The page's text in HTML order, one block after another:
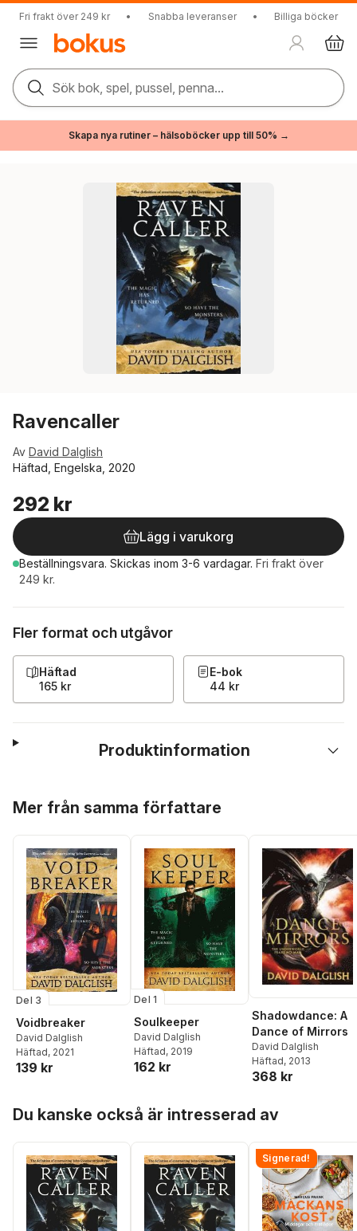
Fri frakt över 249 kr • Snabba leveranser • Billiga böcker
Sök bok, spel, pussel, penna...
Skapa nya rutiner – hälsoböcker upp till 50% →
Ravencaller
Av David Dalglish
Häftad, Engelska, 2020
292 kr
Lägg i varukorg
Beställningsvara. Skickas inom 3-6 vardagar. Fri frakt över
249 kr.
Fler format och utgåvor
Häftad
165 kr
E-bok
44 kr
Produktinformation
Mer från samma författare
Del 3
Voidbreaker
David Dalglish
Häftad, 2021
139 kr
Del 1
Soulkeeper
David Dalglish
Häftad, 2019
162 kr
Shadowdance: A
Dance of Mirrors
David Dalglish
Häftad, 2013
368 kr
Du kanske också är intresserad av
Signerad!